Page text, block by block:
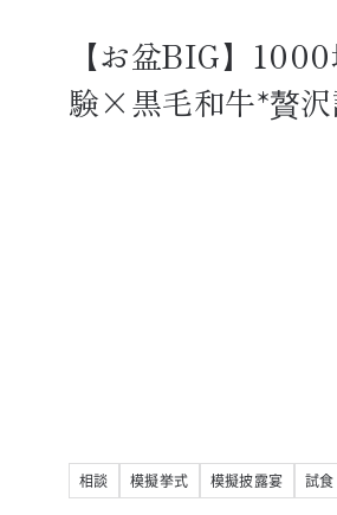
【お盆BIG】
験×黒毛和牛*贅
相談 模擬挙式 模擬披露宴 試食